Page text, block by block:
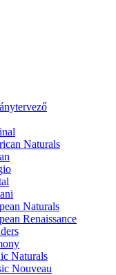
Naturals
Naturals
Renaissance
Naturals
Nouveau